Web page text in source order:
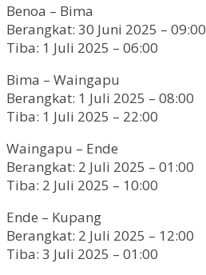
Benoa – Bima
Berangkat: 30 Juni 2025 – 09:00
Tiba: 1 Juli 2025 – 06:00
Bima – Waingapu
Berangkat: 1 Juli 2025 – 08:00
Tiba: 1 Juli 2025 – 22:00
Waingapu – Ende
Berangkat: 2 Juli 2025 – 01:00
Tiba: 2 Juli 2025 – 10:00
Ende – Kupang
Berangkat: 2 Juli 2025 – 12:00
Tiba: 3 Juli 2025 – 01:00